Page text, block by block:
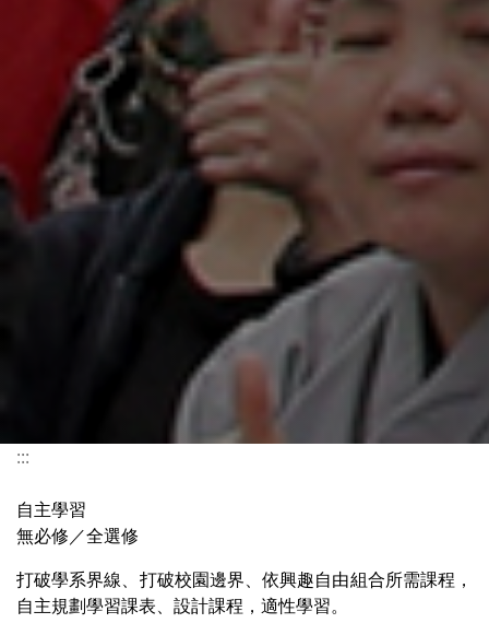
:::
自主學習
無必修／全選修
打破學系界線、打破校園邊界、依興趣自由組合所需課程，
自主規劃學習課表、設計課程，適性學習。